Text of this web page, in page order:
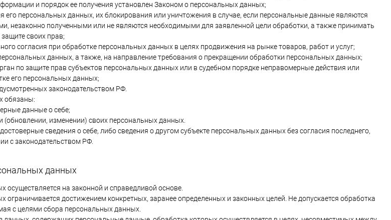
и порядок ее получения установлен Законом о персональных данных;
его персональных данных, их блокирования или уничтожения в случае, если персональные данные являются
незаконно полученными или не являются необходимыми для заявленной цели обработки, а также принимать
своих прав;
согласия при обработке персональных данных в целях продвижения на рынке товаров, работ и услуг;
данных, а также, на направление требования о прекращении обработки персональных данных;
по защите прав субъектов персональных данных или в судебном порядке неправомерные действия или
его персональных данных;
законодательством РФ.
обязаны:
данные о себе;
(обновлении, изменении) своих персональных данных.
сведения о себе, либо сведения о другом субъекте персональных данных без согласия последнего,
с законодательством РФ.
данных
осуществляется на законной и справедливой основе.
ограничивается достижением конкретных, заранее определенных и законных целей. Не допускается обработка
с целями сбора персональных данных.